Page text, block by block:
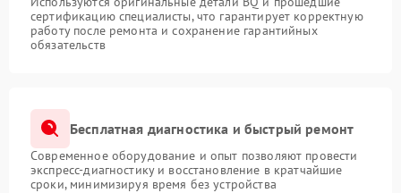
сертификацию специалисты, что гарантирует корректную
работу после ремонта и сохранение гарантийных
обязательств
Бесплатная диагностика и быстрый ремонт
Современное оборудование и опыт позволяют провести
экспресс-диагностику и восстановление в кратчайшие
сроки, минимизируя время без устройства